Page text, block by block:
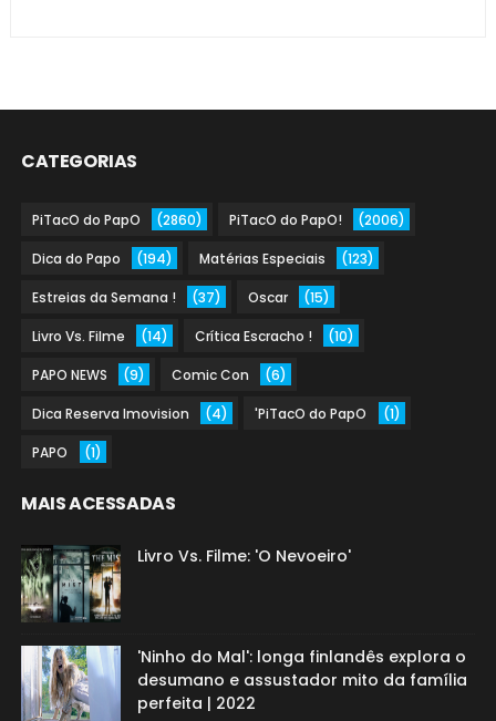
CATEGORIAS
PiTacO do PapO (2860) PiTacO do PapO! (2006)
Dica do Papo (194) Matérias Especiais (123)
Estreias da Semana ! (37) Oscar (15)
Livro Vs. Filme (14) Crítica Escracho ! (10)
PAPO NEWS (9) Comic Con (6)
Dica Reserva Imovision (4) 'PiTacO do PapO (1)
PAPO (1)
MAIS ACESSADAS
Livro Vs. Filme: 'O Nevoeiro'
'Ninho do Mal': longa finlandês explora o
desumano e assustador mito da família
perfeita | 2022